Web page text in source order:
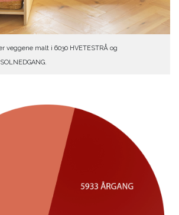
veggene malt i 6030 HVETESTRÅ og